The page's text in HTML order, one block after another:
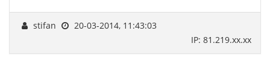
stifan
20-03-2014, 11:43:03
IP: 81.219.xx.xx